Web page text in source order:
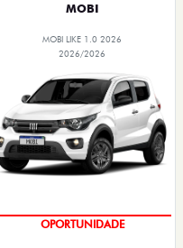
MOBI
MOBI LIKE 1.0 2026
2026/2026
OPORTUNIDADE